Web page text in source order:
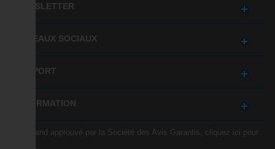
NEWSLETTER
RÉSEAUX SOCIAUX
SUPPORT
INFORMATION
Marchand approuvé par la Société des Avis Garantis, cliquez ici pour